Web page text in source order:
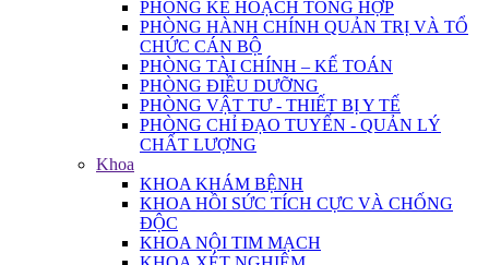
PHÒNG KẾ HOẠCH TỔNG HỢP
PHÒNG HÀNH CHÍNH QUẢN TRỊ VÀ TỔ
CHỨC CÁN BỘ
PHÒNG TÀI CHÍNH – KẾ TOÁN
PHÒNG ĐIỀU DƯỠNG
PHÒNG VẬT TƯ - THIẾT BỊ Y TẾ
PHÒNG CHỈ ĐẠO TUYẾN - QUẢN LÝ
CHẤT LƯỢNG
Khoa
KHOA KHÁM BỆNH
KHOA HỒI SỨC TÍCH CỰC VÀ CHỐNG
ĐỘC
KHOA NỘI TIM MẠCH